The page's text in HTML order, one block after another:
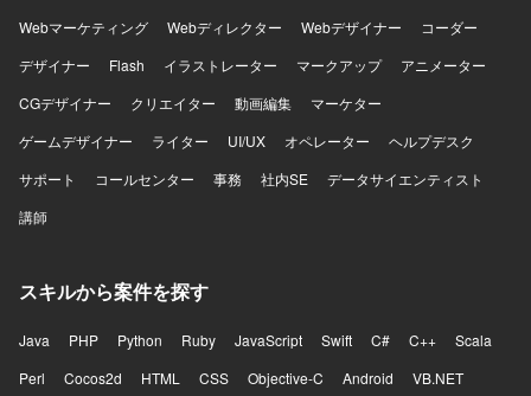
Webマーケティング
Webディレクター Webデザイナー
コーダー
デザイナー
Flash イラストレーター マークアップ
アニメーター
CGデザイナー
クリエイター 動画編集
マーケター
ゲームデザイナー
ライター UI/UX オペレーター
ヘルプデスク
サポート
コールセンター 事務 社内SE
データサイエンティスト
講師
スキルから案件を探す
Java PHP Python Ruby JavaScript Swift C# C++
Scala
Perl
Cocos2d HTML CSS Objective-C Android
VB.NET